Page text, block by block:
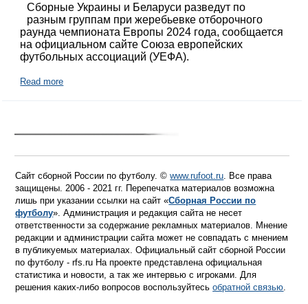
Сборные Украины и Беларуси разведут по
разным группам при жеребьевке отборочного
раунда чемпионата Европы 2024 года, сообщается
на официальном сайте Союза европейских
футбольных ассоциаций (УЕФА).
Read more
Сайт сборной России по футболу. ©www.rufoot.ru. Все права
защищены. 2006 - 2021 гг. Перепечатка материалов возможна
лишь при указании ссылки на сайт «Сборная России по
футболу». Администрация и редакция сайта не несет
ответственности за содержание рекламных материалов. Мнение
редакции и администрации сайта может не совпадать с мнением
в публикуемых материалах. Официальный сайт сборной России
по футболу - rfs.ru На проекте представлена официальная
статистика и новости, а так же интервью с игроками. Для
решения каких-либо вопросов воспользуйтесьобратной связью.